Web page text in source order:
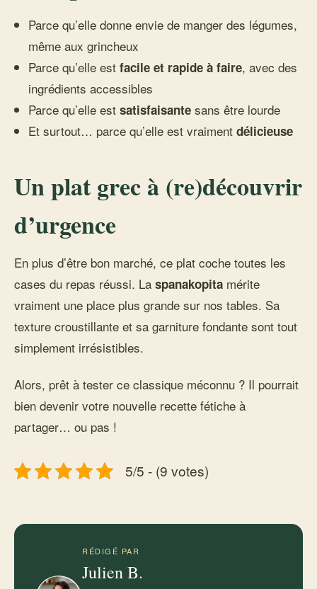
Parce qu’elle donne envie de manger des légumes,
même aux grincheux
Parce qu’elle estfacile et rapide à faire, avec des
ingrédients accessibles
Parce qu’elle estsatisfaisante sans être lourde
Et surtout… parce qu’elle est vraimentdélicieuse
Un plat grec à (re)découvrir
d’urgence
En plus d’être bon marché, ce plat coche toutes les
cases du repas réussi. La spanakopita mérite
vraiment une place plus grande sur nos tables. Sa
texture croustillante et sa garniture fondante sont tout
simplement irrésistibles.
Alors, prêt à tester ce classique méconnu ? Il pourrait
bien devenir votre nouvelle recette fétiche à
partager… ou pas !
5/5 - (9 votes)
RÉDIGÉ PAR
Julien B.